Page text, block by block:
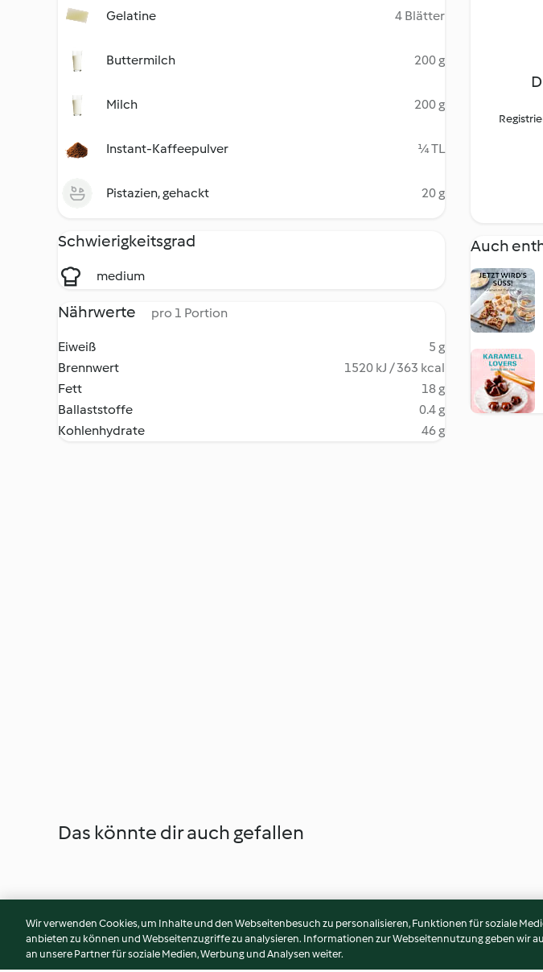
Gelatine 4 Blätter
Buttermilch 200 g
Milch 200 g
Instant-Kaffeepulver ¼ TL
Pistazien, gehackt 20 g
Schwierigkeitsgrad
medium
Nährwerte pro 1 Portion
Eiweiß
5 g
Brennwert
1520 kJ / 363 kcal
Fett
18 g
Ballaststoffe
0.4 g
Kohlenhydrate
46 g
Auch
Das könnte dir auch gefallen
Wir verwenden Cookies, um Inhalte und den Webseitenbesuch zu personalisieren, Funktionen für soziale
anbieten zu können und Webseitenzugriffe zu analysieren. Informationen zur Webseitennutzung geben wir
an unsere Partner für soziale Medien, Werbung und Analysen weiter.